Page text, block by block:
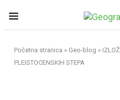
Početna stranica » Geo-blog »
PLEISTOCENSKIH STEPA